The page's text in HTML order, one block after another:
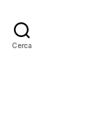
Cerca